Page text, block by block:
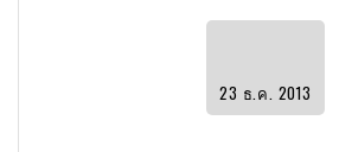
23 ธ.ค. 2013